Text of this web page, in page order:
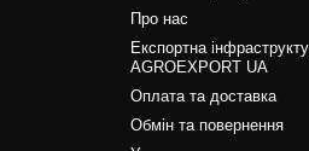
Про нас
Експортна
AGROEXPORT UA
Оплата та доставка
Обмін та повернення